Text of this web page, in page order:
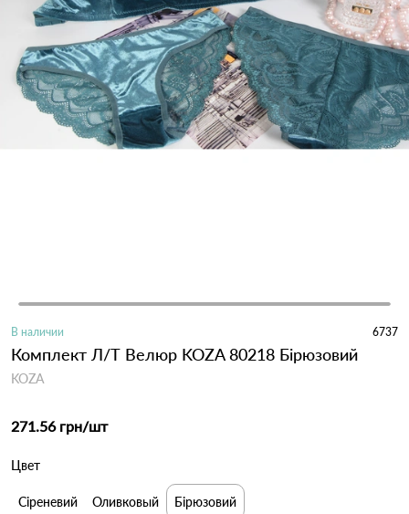
В наличии 6737
Комплект Л/Т Велюр KOZA 80218 Бірюзовий
KOZA
271.56 грн/шт
Цвет
Сіреневий Оливковый Бірюзовий